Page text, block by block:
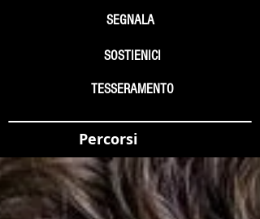
SEGNALA
SOSTIENICI
TESSERAMENTO
Percorsi